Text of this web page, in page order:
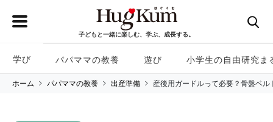
子どもと一緒に楽しむ、学ぶ、成長する。
学び パパママの教養 遊び 小学生の自由研究ま
ホーム パパママの教養 出産準備 産後用ガードルって必要？骨盤ベ